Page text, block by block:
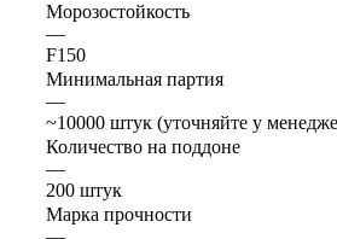
Морозостойкость
—
F150
Минимальная партия
—
~10000 штук (уточняйте у
Количество на поддоне
—
200 штук
Марка прочности